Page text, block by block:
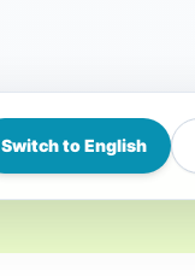
Switch to English